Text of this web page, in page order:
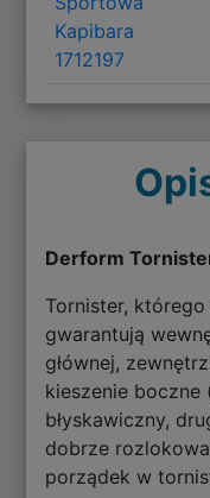
Kapibara
1712197
Derform
Tornister,
gwarantują
głównej,
kieszenie boczne
błyskawiczny,
dobrze
porządek w